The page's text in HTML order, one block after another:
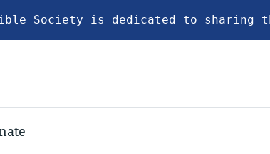
Society is dedicated to sharing